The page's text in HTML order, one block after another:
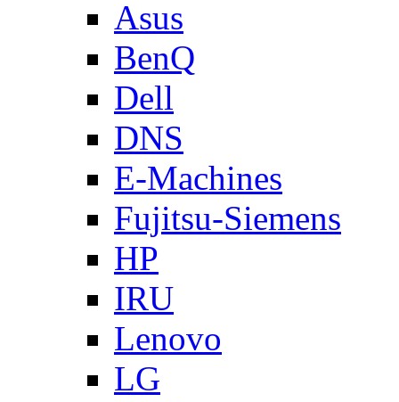
Asus
BenQ
Dell
DNS
E-Machines
Fujitsu-Siemens
HP
IRU
Lenovo
LG